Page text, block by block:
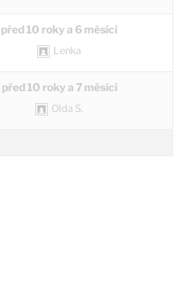
před 10 roky a 6 měsíci
Lenka
před 10 roky a 7 měsíci
Olda S.